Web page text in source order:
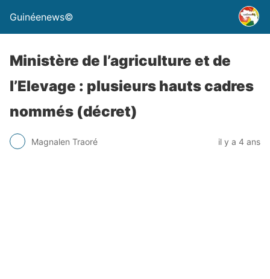
Guinéenews©
Ministère de l’agriculture et de
l’Elevage : plusieurs hauts cadres
nommés (décret)
Magnalen Traoré il y a 4 ans